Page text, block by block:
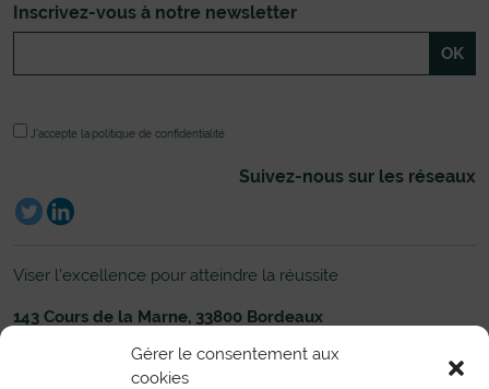
Gérer le consentement aux
cookies
Inscrivez-vous à notre newsletter
J'accepte la politique de confidentialité
Suivez-nous sur les réseaux
Viser l’excellence pour atteindre la réussite
143 Cours de la Marne, 33800 Bordeaux
Établissement